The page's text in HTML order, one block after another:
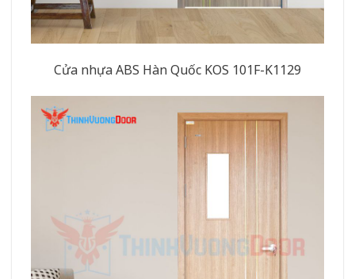
Cửa nhựa ABS Hàn Quốc KOS 101F-K1129